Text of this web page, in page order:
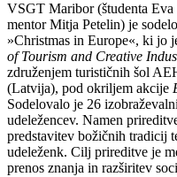
VSGT Maribor (študenta
mentor Mitja Petelin) je
»Christmas in Europe«, ki jo
of Tourism and Creative
združenjem turističnih šol
(Latvija), pod okriljem akcije
Sodelovalo je 26
udeležencev. Namen
predstavitev božičnih tradicij
udeleženk. Cilj prireditve je
prenos znanja in razširitev